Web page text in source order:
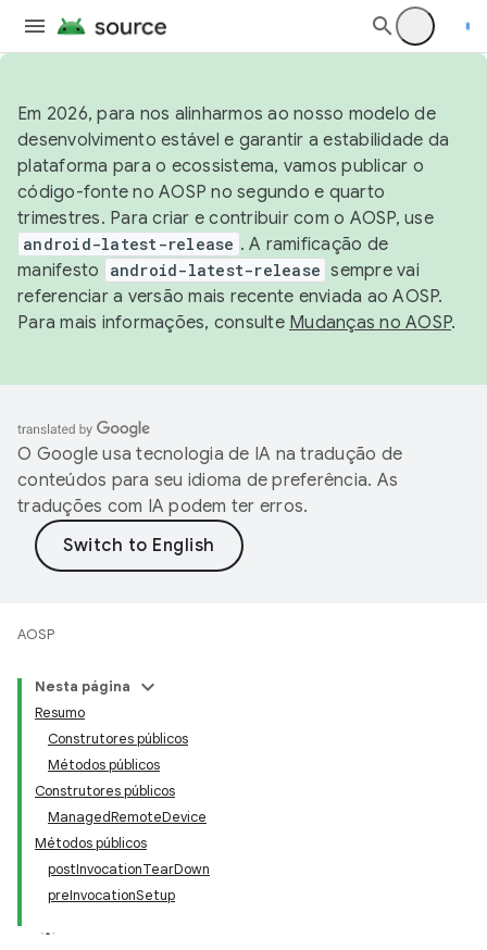
Em 2026, para nos alinharmos ao nosso modelo de
desenvolvimento estável e garantir a estabilidade da
plataforma para o ecossistema, vamos publicar o
código-fonte no AOSP no segundo e quarto
trimestres. Para criar e contribuir com o AOSP, use
android-latest-release . A ramificação de
manifesto
android-latest-release sempre vai
referenciar a versão mais recente enviada ao AOSP.
Para mais informações, consulte Mudanças no AOSP.
O Google usa tecnologia de IA na tradução de
conteúdos para seu idioma de preferência. As
traduções com IA podem ter erros.
AOSP
Nesta página
Resumo
Construtores públicos
Métodos públicos
Construtores públicos
ManagedRemoteDevice
Métodos públicos
postInvocationTearDown
preInvocationSetup